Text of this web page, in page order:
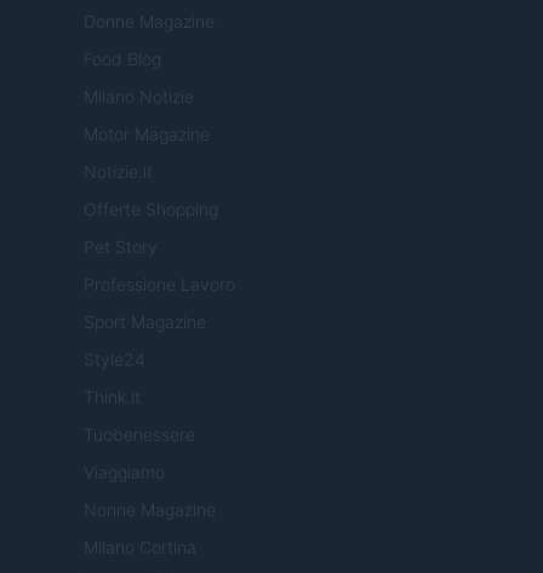
Donne Magazine
Food Blog
Milano Notizie
Motor Magazine
Notizie.it
Offerte Shopping
Pet Story
Professione Lavoro
Sport Magazine
Style24
Think.it
Tuobenessere
Viaggiamo
Nonne Magazine
Milano Cortina